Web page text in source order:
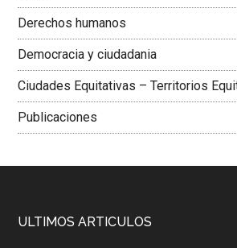
Derechos humanos
Democracia y ciudadania
Ciudades Equitativas – Territorios
Publicaciones
ULTIMOS ARTICULOS